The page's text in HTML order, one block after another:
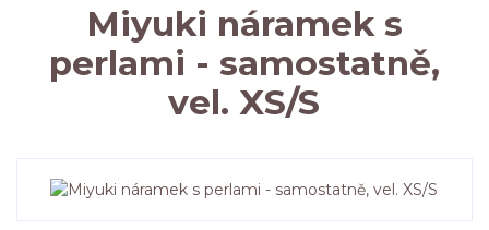
Miyuki náramek s
perlami - samostatně,
vel. XS/S